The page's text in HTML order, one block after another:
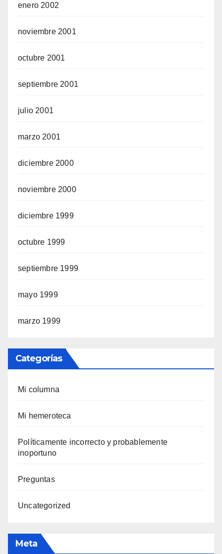
enero 2002
noviembre 2001
octubre 2001
septiembre 2001
julio 2001
marzo 2001
diciembre 2000
noviembre 2000
diciembre 1999
octubre 1999
septiembre 1999
mayo 1999
marzo 1999
Categorías
Mi columna
Mi hemeroteca
Polí­ticamente incorrecto y probablemente
inoportuno
Preguntas
Uncategorized
Meta